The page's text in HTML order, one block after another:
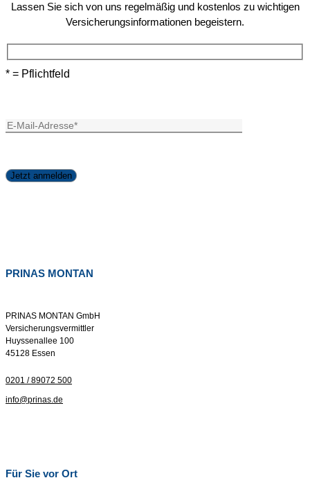
Lassen Sie sich von uns regelmäßig und kostenlos zu wichtigen
Versicherungsinformationen begeistern.
* = Pflichtfeld
PRINAS MONTAN
PRINAS MONTAN GmbH
Versicherungsvermittler
Huyssenallee 100
45128 Essen
0201 / 89072 500
info@prinas.de
Für Sie vor Ort